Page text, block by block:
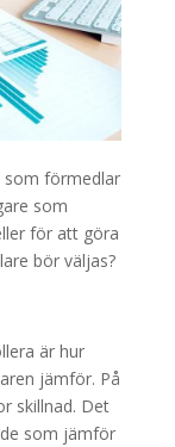
som förmedlar
som
för att göra
bör väljas?
är hur
jämför. På
skillnad. Det
som jämför